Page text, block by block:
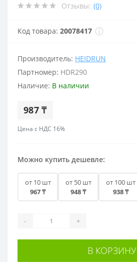
Отзывы: (0)
Код товара: 20078417
Производитель: HEIDRUN
Партномер: HDR290
Наличие: В наличии
987 ₸
Цена с НДС 16%
Можно купить дешевле:
от 10 шт
967 ₸
от 50 шт
948 ₸
от 100 шт
938 ₸
- +
В КОРЗИНУ